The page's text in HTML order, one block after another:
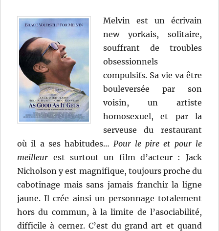
Melvin est un écrivain
new yorkais, solitaire,
souffrant de troubles
obsessionnels
compulsifs. Sa vie va être
bouleversée par son
voisin, un artiste
homosexuel, et par la
serveuse du restaurant
où il a ses habitudes… Pour le pire et pour le
meilleur est surtout un film d’acteur : Jack
Nicholson y est magnifique, toujours proche du
cabotinage mais sans jamais franchir la ligne
jaune. Il crée ainsi un personnage totalement
hors du commun, à la limite de l’asociabilité,
difficile à cerner. C’est du grand art et quand